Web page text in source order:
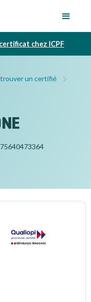
chez ICPF
un certifié
75640473364